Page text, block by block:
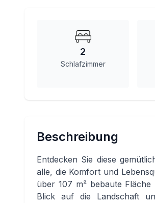
2
Schlafzimmer
Beschreibung
Entdecken Sie diese
alle, die Komfort und
über 107 m² bebaute
Blick auf die Landschaft